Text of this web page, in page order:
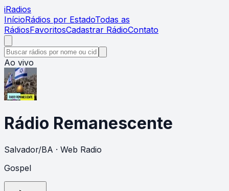
iRadios
InícioRádios por EstadoTodas as
RádiosFavoritosCadastrar RádioContato
Ao vivo
Rádio Remanescente
Salvador/BA · Web Radio
Gospel